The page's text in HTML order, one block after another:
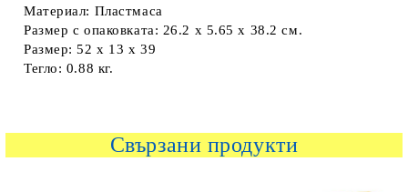
Материал: Пластмаса
Размер с опаковката: 26.2 х 5.65 х 38.2 см.
Размер: 52 х 13 х 39
Тегло: 0.88 кг.
Свързани продукти